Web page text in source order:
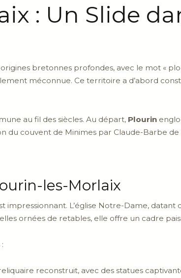
: Un Slide
bretonnes profondes, avec le mot «
méconnue. Ce territoire a d’abord
au fil des siècles. Au départ, Plourin
du couvent de Minimes par Claude-Barbe
les-Morlaix
impressionnant. L’église Notre-Dame, datant
ornées de retables, elle offre un cadre
reconstruit, avec des statues